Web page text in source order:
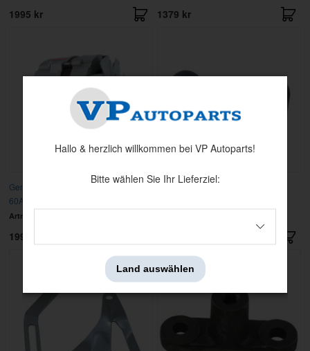
1995 kr 1379 kr
Generator Wechselstrom V8 72-73
60A
Artnr:
1995 kr
Gummischutz Ladereg. 65-66
Hallo & herzlich willkommen bei VP Autoparts!
Bitte wählen Sie Ihr Lieferziel:
Land auswählen